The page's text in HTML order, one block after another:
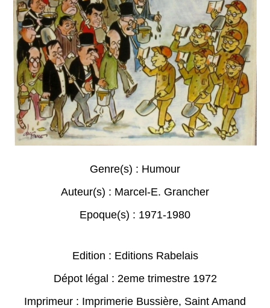
Genre(s) : Humour
Auteur(s) : Marcel-E. Grancher
Epoque(s) : 1971-1980
Edition : Editions Rabelais
Dépot légal : 2eme trimestre 1972
Imprimeur : Imprimerie Bussière, Saint Amand